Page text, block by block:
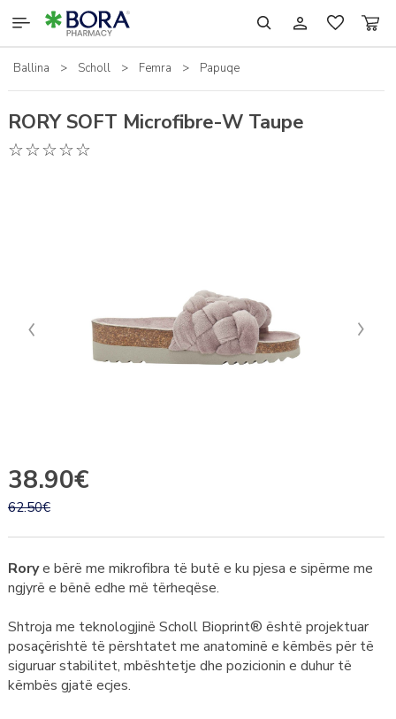
RILASTIL
SCHOLL
SHTESAT USHQIMORE
Ballina > Scholl > Femra > Papuqe
RORY SOFT Microfibre-W Taupe
38.90€
62.50€
Rorye bërë me mikrofibra të butë e ku pjesa e sipërme me
ngjyrë e bënë edhe më tërheqëse.
Shtroja me teknologjinë Scholl Bioprint® është projektuar
posaçërishtë të përshtatet me anatominë e këmbës për të
siguruar stabilitet, mbështetje dhe pozicionin e duhur të
këmbës gjatë ecjes.